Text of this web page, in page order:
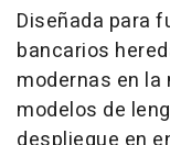
Diseñada para
bancarios
modernas en la
modelos de